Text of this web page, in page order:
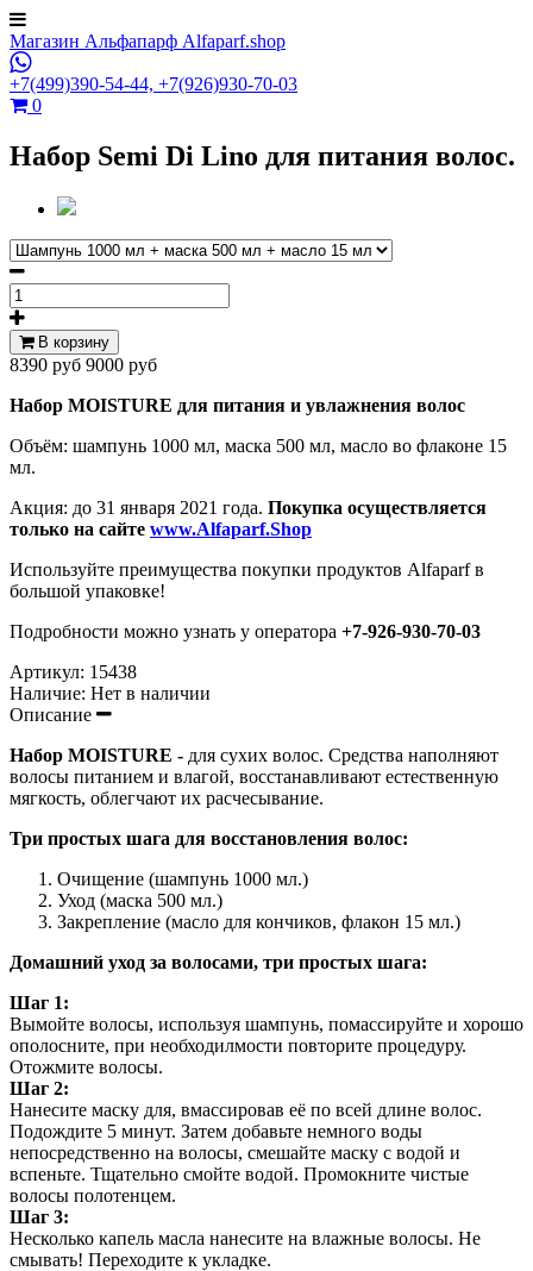
Магазин Альфапарф Alfaparf.shop
+7(499)390-54-44, +7(926)930-70-03
0
Набор Semi Di Lino для питания волос.
В корзину
8390 руб 9000 руб
Набор MOISTURE для питания и увлажнения волос
Объём: шампунь 1000 мл, маска 500 мл, масло во флаконе 15
мл.
Акция: до 31 января 2021 года. Покупка осуществляется
только на сайте www.Alfaparf.Shop
Используйте преимущества покупки продуктов Alfaparf в
большой упаковке!
Подробности можно узнать у оператора +7-926-930-70-03
Артикул: 15438
Наличие: Нет в наличии
Описание
Набор MOISTURE - для сухих волос. Средства наполняют
волосы питанием и влагой, восстанавливают естественную
мягкость, облегчают их расчесывание.
Три простых шага для восстановления волос:
Очищение (шампунь 1000 мл.)
Уход (маска 500 мл.)
Закрепление (масло для кончиков, флакон 15 мл.)
Домашний уход за волосами, три простых шага:
Шаг 1:
Вымойте волосы, используя шампунь, помассируйте и хорошо
ополосните, при необходилмости повторите процедуру.
Отожмите волосы.
Шаг 2:
Нанесите маску для, вмассировав её по всей длине волос.
Подождите 5 минут. Затем добавьте немного воды
непосредственно на волосы, смешайте маску с водой и
вспеньте. Тщательно смойте водой. Промокните чистые
волосы полотенцем.
Шаг 3:
Несколько капель масла нанесите на влажные волосы. Не
смывать! Переходите к укладке.